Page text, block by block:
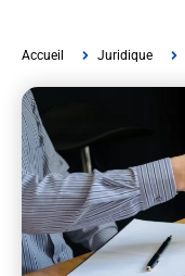
Accueil Juridique